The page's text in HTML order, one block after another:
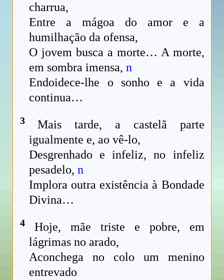
charrua,
Entre a mágoa do amor e a
humilhação da ofensa,
O jovem busca a morte… A morte,
em sombra imensa,n
Endoidece-lhe o sonho e a vida
continua…
3Mais tarde, a castelã parte
igualmente e, ao vê-lo,
Desgrenhado e infeliz, no infeliz
pesadelo,n
Implora outra existência à Bondade
Divina…
4Hoje, mãe triste e pobre, em
lágrimas no arado,
Aconchega no colo um menino
entrevado